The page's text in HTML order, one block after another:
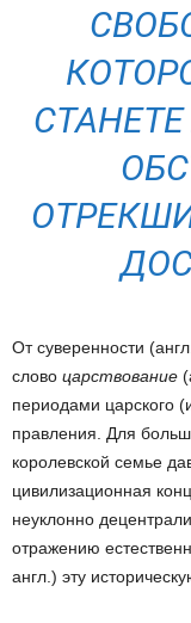
От суверенности
слово царствование
периодами царского
правления. Для
королевской семье
цивилизационная
неуклонно
отражению
англ.) эту